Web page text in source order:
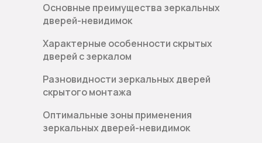
Основные преимущества зеркальных
дверей-невидимок
Характерные особенности скрытых
дверей с зеркалом
Разновидности зеркальных дверей
скрытого монтажа
Оптимальные зоны применения
зеркальных дверей-невидимок